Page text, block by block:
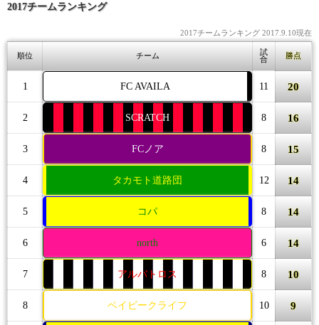
2017チームランキング
2017チームランキング 2017.9.10現在
順位 チーム
試
合
勝点
1 FC AVAILA 11 20
2 SCRATCH 8 16
3 FCノア 8 15
4 タカモト道路団 12 14
5 コパ 8 14
6 north 6 14
7 アルバトロス 8 10
8 ベイビークライフ 10 9